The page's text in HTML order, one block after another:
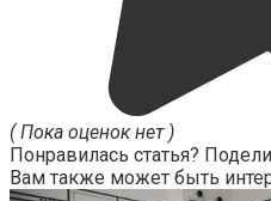
( Пока оценок нет )
Понравилась статья?
Вам также может быть